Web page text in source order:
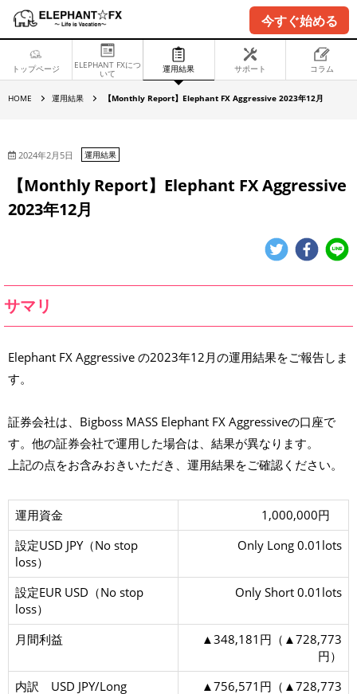
今すぐ始める
トップページ ELEPHANT FXにつ
いて 運用結果 サポート コラム
HOME
h
R
p
e
h
F
X
e
s
v
0
2
3
年
1
2
月
運用結果 【Monthly Report】Elephant FX Aggressive 2023年12月
2024年2月5日 運用結果
【Monthly Report】Elephant FX Aggressive
2023年12月
サマリ
Elephant FX Aggressive の2023年12月の運用結果をご報告しま
す。
証券会社は、Bigboss MASS Elephant FX Aggressiveの口座で
す。他の証券会社で運用した場合は、結果が異なります。
上記の点をお含みおきいただき、運用結果をご確認ください。
運用資金
1,000,000円
設定USD JPY（No stop
loss）
Only Long 0.01lots
設定EUR USD（No stop
loss）
Only Short 0.01lots
月間利益
▲348,181円（▲728,773
円）
内訳 USD JPY/Long
▲756,571円（▲728,773